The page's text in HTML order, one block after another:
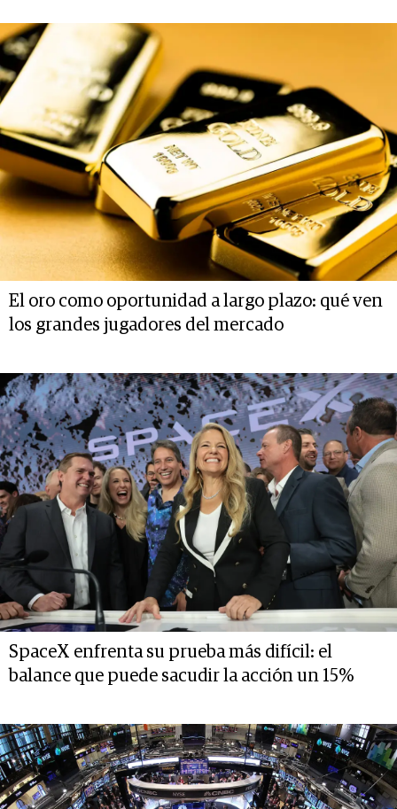
El oro como oportunidad a largo plazo: qué ven
los grandes jugadores del mercado
SpaceX enfrenta su prueba más difícil: el
balance que puede sacudir la acción un 15%